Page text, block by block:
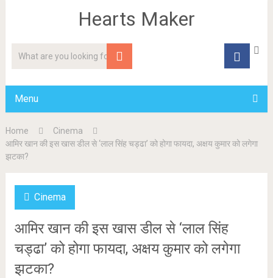
Hearts Maker
Menu
Home
Cinema
आमिर खान की इस खास डील से ‘लाल सिंह चड्ढा’ को होगा फायदा, अक्षय कुमार को लगेगा
झटका?
Cinema
आमिर खान की इस खास डील से ‘लाल सिंह
चड्ढा’ को होगा फायदा, अक्षय कुमार को लगेगा
झटका?